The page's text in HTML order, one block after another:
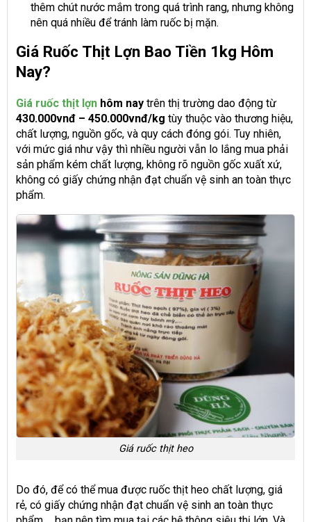
thêm chút nước mắm trong quá trình rang, nhưng không
nên quá nhiều để tránh làm ruốc bị mặn.
Giá Ruốc Thịt Lợn Bao Tiền 1kg Hôm
Nay?
Giá ruốc thịt lợn hôm nay trên thị trường dao động từ
430.000vnđ – 450.000vnđ/kg tùy thuộc vào thương hiệu,
chất lượng, nguồn gốc, và quy cách đóng gói. Tuy nhiên,
với mức giá như vậy thì nhiều người vẫn lo lắng mua phải
sản phẩm kém chất lượng, không rõ nguồn gốc xuất xứ,
không có giấy chứng nhận đạt chuẩn vệ sinh an toàn thực
phẩm.
Giá ruốc thịt heo
Do đó, để có thể mua được ruốc thịt heo chất lượng, giá
rẻ, có giấy chứng nhận đạt chuẩn vệ sinh an toàn thực